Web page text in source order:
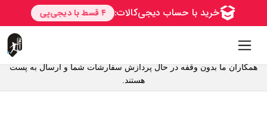
همکاران ما بدون وقفه در حال پردازش سفارشات شما و ارسال به پست
هستند.